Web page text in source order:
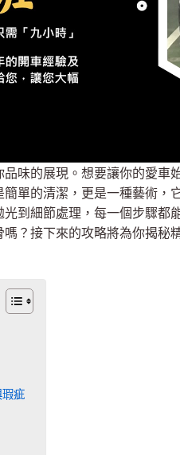
味的展現。想要讓你的愛車
單的清潔，更是一種藝術，
到細節處理，每一個步驟都
？接下來的攻略將為你揭秘
疵